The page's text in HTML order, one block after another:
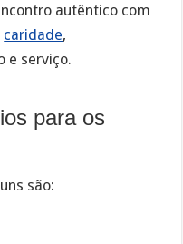
autêntico com
caridade,
e serviço.
para os
são: